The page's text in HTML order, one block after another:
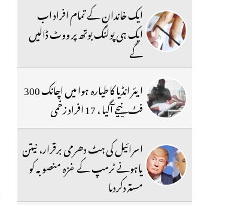
ایک خاندان کے تمام افراد اب
ایک ہی پولنگ بوتھ پر ووٹ ڈالیں
گے
ایئر انڈیا کا طیارہ ہوا میں اچانک 300
فٹ نیچے آگیا ، 17 افراد زخمی
اسرائیل کی ہٹ دھرمی برقرار، نیتن
یاہونے ٹرمپ کے غزہ منصوبہ کو
مستردکردیا